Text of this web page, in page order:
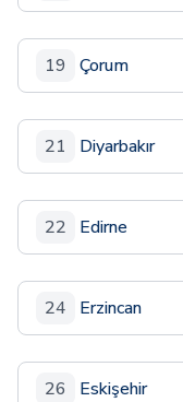
19 Çorum
21 Diyarbakır
22 Edirne
24 Erzincan
26 Eskişehir